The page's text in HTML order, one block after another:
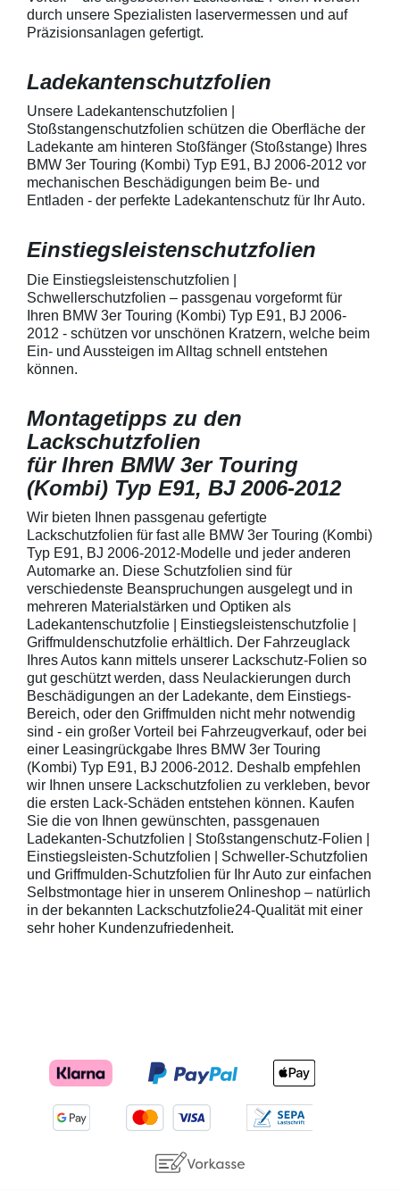
geeignet zum Schutz von
Fahrzeugkarosserien gegen
mechanische Einwirkung am
Fahrzeugkarosserien und
mechanische Einwirkung
entwickeltStärke der Folie beträgt
150 µmSchützt den wertvollen
Lack in der GriffmuldenKeine
unschönen Kratzer durch
Fingenägel oder Ringe in den
GriffmuldenSpezielle Vinylfolie mit
bestmöglichem Schutz gegen
kontaktieren
telefonisch.
geeignet zum
mechanische
zum Schutz von
150 µmSchützt
Lack in der
Fingenägel
bestmöglichem
Kratzer und
Fahrzeuglack
durch unsere Spezialisten laservermessen und auf
Präzisionsanlagen gefertigt.
Ladekantenschutzfolien
Unsere Ladekantenschutzfolien |
Stoßstangenschutzfolien schützen die Oberfläche der
Ladekante am hinteren Stoßfänger (Stoßstange) Ihres
BMW 3er Touring (Kombi) Typ E91, BJ 2006-2012 vor
mechanischen Beschädigungen beim Be- und
Entladen - der perfekte Ladekantenschutz für Ihr Auto.
Einstiegsleistenschutzfolien
Die Einstiegsleistenschutzfolien |
Schwellerschutzfolien – passgenau vorgeformt für
Ihren BMW 3er Touring (Kombi) Typ E91, BJ 2006-
2012 - schützen vor unschönen Kratzern, welche beim
Ein- und Aussteigen im Alltag schnell entstehen
können.
Montagetipps zu den
Lackschutzfolien
für Ihren BMW 3er Touring
(Kombi) Typ E91, BJ 2006-2012
Wir bieten Ihnen passgenau gefertigte
Lackschutzfolien für fast alle BMW 3er Touring (Kombi)
Typ E91, BJ 2006-2012-Modelle und jeder anderen
Automarke an. Diese Schutzfolien sind für
verschiedenste Beanspruchungen ausgelegt und in
mehreren Materialstärken und Optiken als
Ladekantenschutzfolie | Einstiegsleistenschutzfolie |
Griffmuldenschutzfolie erhältlich. Der Fahrzeuglack
Ihres Autos kann mittels unserer Lackschutz-Folien so
gut geschützt werden, dass Neulackierungen durch
Beschädigungen an der Ladekante, dem Einstiegs-
Bereich, oder den Griffmulden nicht mehr notwendig
sind - ein großer Vorteil bei Fahrzeugverkauf, oder bei
einer Leasingrückgabe Ihres BMW 3er Touring
(Kombi) Typ E91, BJ 2006-2012. Deshalb empfehlen
wir Ihnen unsere Lackschutzfolien zu verkleben, bevor
die ersten Lack-Schäden entstehen können. Kaufen
Sie die von Ihnen gewünschten, passgenauen
Ladekanten-Schutzfolien | Stoßstangenschutz-Folien |
Einstiegsleisten-Schutzfolien | Schweller-Schutzfolien
und Griffmulden-Schutzfolien für Ihr Auto zur einfachen
Selbstmontage hier in unserem Onlineshop – natürlich
in der bekannten Lackschutzfolie24-Qualität mit einer
sehr hoher Kundenzufriedenheit.